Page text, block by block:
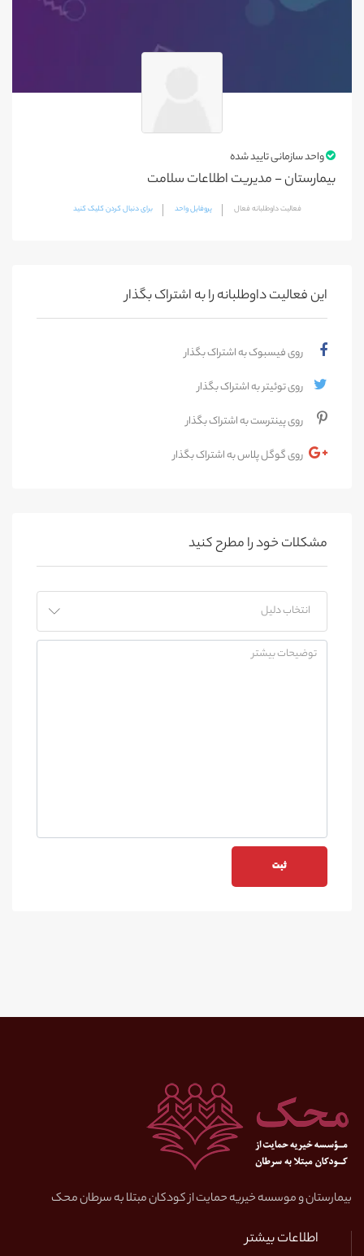
واحد سازمانی تایید شده
بیمارستان - مدیریت اطلاعات سلامت
فعالیت داوطلبانه فعال پروفایل واحد برای دنبال کردن کلیک کنید
این فعالیت‌ داوطلبانه را به اشتراک بگذار
روی فیسبوک به اشتراک بگذار
روی توئیتر به اشتراک بگذار
روی پینترست به اشتراک بگذار
روی گوگل پلاس به اشتراک بگذار
مشکلات خود را مطرح کنید
بیمارستان و موسسه خیریه حمایت از کودکان مبتلا به سرطان محک
اطلاعات بیشتر